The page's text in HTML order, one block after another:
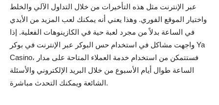
عبر الإنترنت مثل هذه التأخيرات من خلال التداول الآلي والخلط
واختيار الموقع الفوري. وهذا يعني أنه يمكنك لعب المزيد من الأيدي
في الساعة بدلاً من مجرد لعبة حية في الكازينوهات الفعلية. إذا
واجهت مشاكل في استخدام حس البوكر عبر الإنترنت في بوكر Ya
Casino، فستتمكن من استخدام خدمة العملاء المتاحة على مدار
الساعة طوال أيام الأسبوع من خلال البريد الإلكتروني والأسئلة
الشائعة ويمكنك التحدث مباشرة.